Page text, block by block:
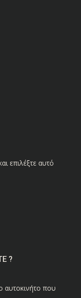
επιλέξτε αυτό
?
αυτοκινήτο που